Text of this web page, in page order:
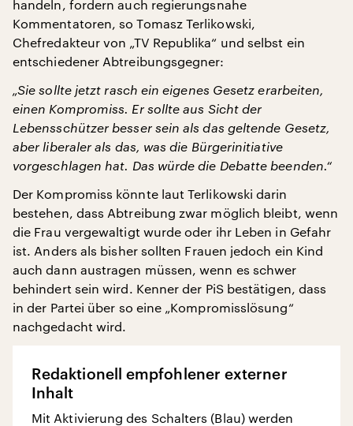
handeln, fordern auch regierungsnahe
Kommentatoren, so Tomasz Terlikowski,
Chefredakteur von „TV Republika“ und selbst ein
entschiedener Abtreibungsgegner:
„Sie sollte jetzt rasch ein eigenes Gesetz erarbeiten,
einen Kompromiss. Er sollte aus Sicht der
Lebensschützer besser sein als das geltende Gesetz,
aber liberaler als das, was die Bürgerinitiative
vorgeschlagen hat. Das würde die Debatte beenden.“
Der Kompromiss könnte laut Terlikowski darin
bestehen, dass Abtreibung zwar möglich bleibt, wenn
die Frau vergewaltigt wurde oder ihr Leben in Gefahr
ist. Anders als bisher sollten Frauen jedoch ein Kind
auch dann austragen müssen, wenn es schwer
behindert sein wird. Kenner der PiS bestätigen, dass
in der Partei über so eine „Kompromisslösung“
nachgedacht wird.
Redaktionell empfohlener externer
Inhalt
Mit Aktivierung des Schalters (Blau) werden